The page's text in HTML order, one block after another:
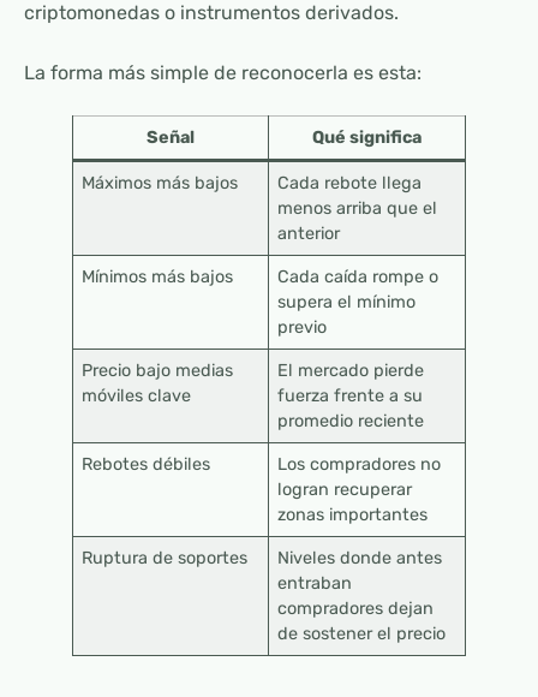
criptomonedas o instrumentos derivados.
La forma más simple de reconocerla es esta:
Señal Qué significa
Máximos más bajos
Cada rebote llega
menos arriba que el
anterior
Mínimos más bajos
Cada caída rompe o
supera el mínimo
previo
Precio bajo medias
móviles clave
El mercado pierde
fuerza frente a su
promedio reciente
Rebotes débiles
Los compradores no
logran recuperar
zonas importantes
Ruptura de soportes
Niveles donde antes
entraban
compradores dejan
de sostener el precio